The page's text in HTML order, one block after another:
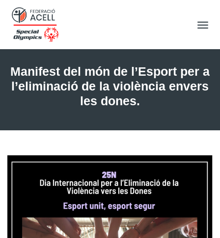
Manifest del món de l’Esport per a
l’eliminació de la violència envers
les dones.